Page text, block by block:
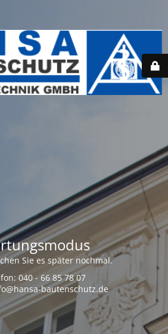
Sie es später nochmal.
040 - 66 85 78 07
bautenschutz.de